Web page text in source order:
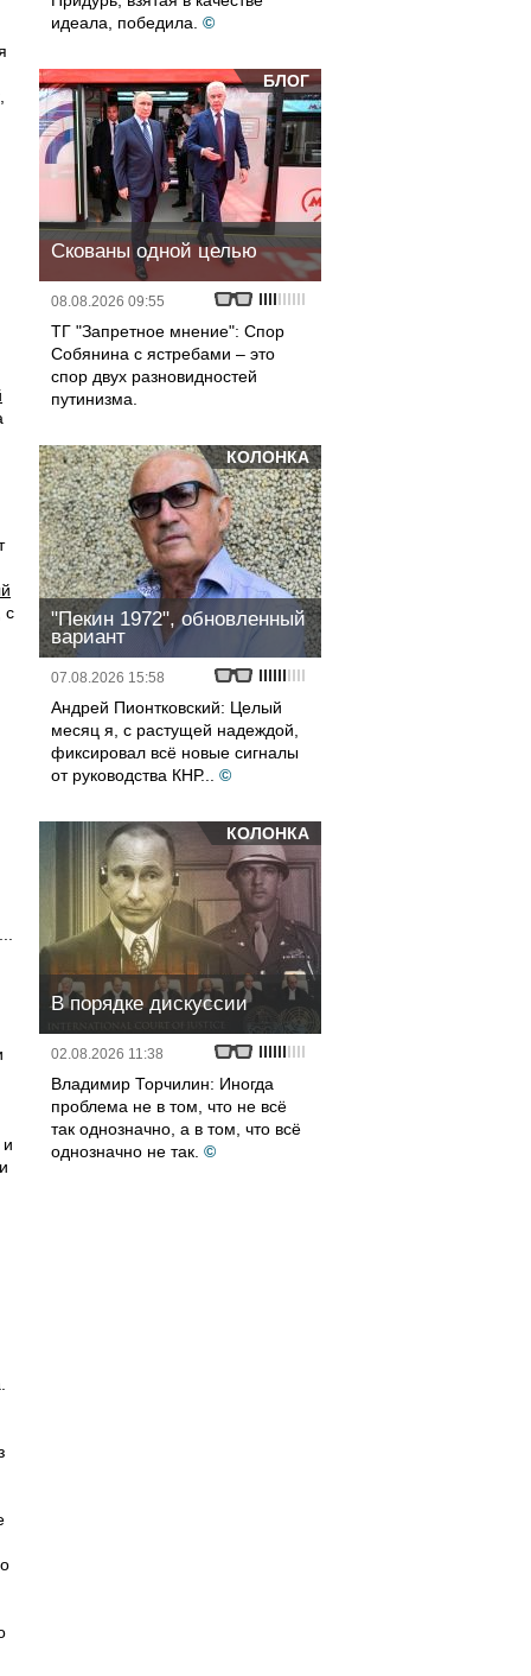
с
идеала, победила. ©
БЛОГ
Скованы одной целью
08.08.2026 09:55
ТГ "Запретное мнение": Спор
Собянина с ястребами – это
спор двух разновидностей
путинизма.
КОЛОНКА
"Пекин 1972", обновленный
вариант
07.08.2026 15:58
Андрей Пионтковский: Целый
месяц я, с растущей надеждой,
фиксировал всё новые сигналы
от руководства КНР...
©
КОЛОНКА
В порядке дискуссии
02.08.2026 11:38
Владимир Торчилин: Иногда
проблема не в том, что не всё
так однозначно, а в том, что всё
однозначно не так. ©